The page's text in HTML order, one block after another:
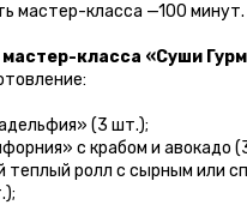
мастер-класса —100 минут.
мастер-класса «Суши
(3 шт.);
с крабом и авокадо
ролл с сырным или